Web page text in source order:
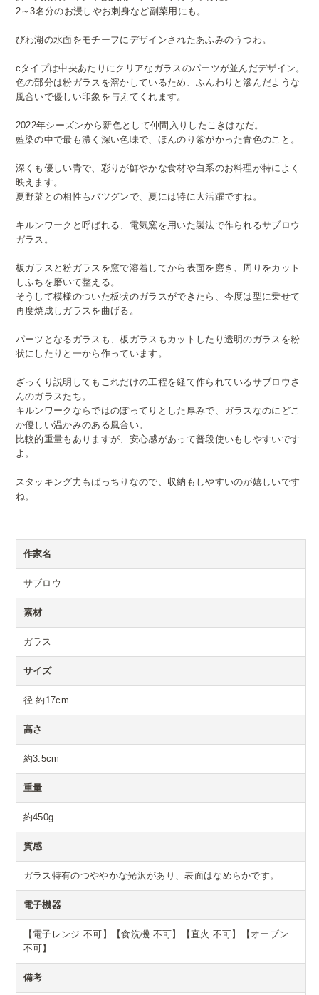
2～3名分のお浸しやお刺身など副菜用にも。
びわ湖の水面をモチーフにデザインされたあふみのうつわ。
cタイプは中央あたりにクリアなガラスのパーツが並んだデザイン。
色の部分は粉ガラスを溶かしているため、ふんわりと滲んだような
風合いで優しい印象を与えてくれます。
2022年シーズンから新色として仲間入りしたこきはなだ。
藍染の中で最も濃く深い色味で、ほんのり紫がかった青色のこと。
深くも優しい青で、彩りが鮮やかな食材や白系のお料理が特によく
映えます。
夏野菜との相性もバツグンで、夏には特に大活躍ですね。
キルンワークと呼ばれる、電気窯を用いた製法で作られるサブロウ
ガラス。
板ガラスと粉ガラスを窯で溶着してから表面を磨き、周りをカット
しふちを磨いて整える。
そうして模様のついた板状のガラスができたら、今度は型に乗せて
再度焼成しガラスを曲げる。
パーツとなるガラスも、板ガラスもカットしたり透明のガラスを粉
状にしたりと一から作っています。
ざっくり説明してもこれだけの工程を経て作られているサブロウさ
んのガラスたち。
キルンワークならではのぽってりとした厚みで、ガラスなのにどこ
か優しい温かみのある風合い。
比較的重量もありますが、安心感があって普段使いもしやすいです
よ。
スタッキング力もばっちりなので、収納もしやすいのが嬉しいです
ね。
作家名
サブロウ
素材
ガラス
サイズ
径 約17cm
高さ
約3.5cm
重量
約450g
質感
ガラス特有のつややかな光沢があり、表面はなめらかです。
電子機器
【電子レンジ 不可】【食洗機 不可】【直火 不可】【オーブン
不可】
備考